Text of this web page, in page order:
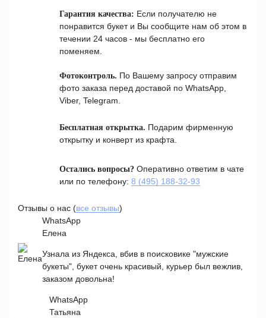
Гарантия качества: Если получателю не
понравится букет и Вы сообщите нам об этом в
течении 24 часов - мы бесплатно его
поменяем.
Фотоконтроль. По Вашему запросу отправим
фото заказа перед доставой по WhatsApp,
Viber, Telegram.
Бесплатная открытка. Подарим фирменную
открытку и конверт из крафта.
Остались вопросы? Оперативно ответим в чате
или по телефону: 8 (495) 188-32-93
Отзывы о нас (все отзывы)
WhatsApp
Елена
Узнала из Яндекса, вбив в поисковике "мужские
букеты", букет очень красивый, курьер был вежлив,
заказом довольна!
WhatsApp
Татьяна